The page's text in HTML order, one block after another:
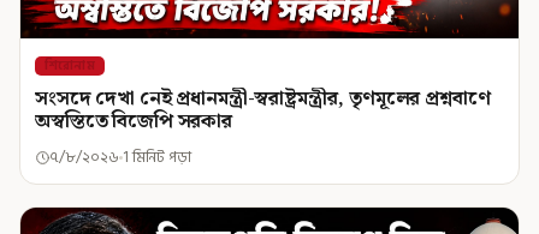
শিরোনাম
সংসদে দেখা নেই প্রধানমন্ত্রী-স্বরাষ্ট্রমন্ত্রীর, তৃণমূলের প্রশ্নবাণে
অস্বস্তিতে বিজেপি সরকার
৭/৮/২০২৬ 1 মিনিট পড়া